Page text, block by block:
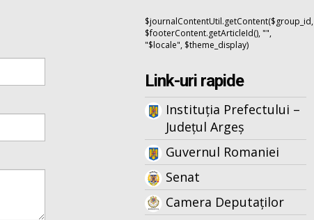
$journalContentUtil.getContent($group_id,
$footerContent.getArticleId(), "",
"$locale", $theme_display)
Link-uri rapide
Instituția Prefectului –
Județul Argeș
Guvernul Romaniei
Senat
Camera Deputaților